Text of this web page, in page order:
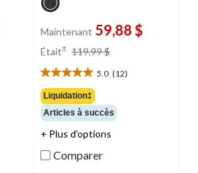
Maintenant 59,88 $
Était± 119,99 $
119,99 $
5.0 (12)
5.0
étoile(s)
sur
5.
12
Liquidation‡
Articles à succès
+ Plus d'options
Comparer